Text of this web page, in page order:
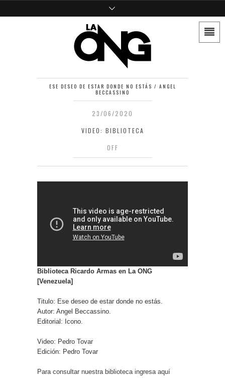
ESE DESEO DE ESTAR DONDE NO ESTÁS / ANGEL
BECCASSINO
23/06/2020
VIDEO: BIBLIOTECA
OFF
Biblioteca Ricardo Armas en La ONG
[Venezuela]
Titulo: Ese deseo de estar donde no estás.
Autor: Angel Beccassino.
Editorial: Icono.
Video: Pedro Tovar
Edición: Pedro Tovar
Para consultar nuestra biblioteca ingresa aquí